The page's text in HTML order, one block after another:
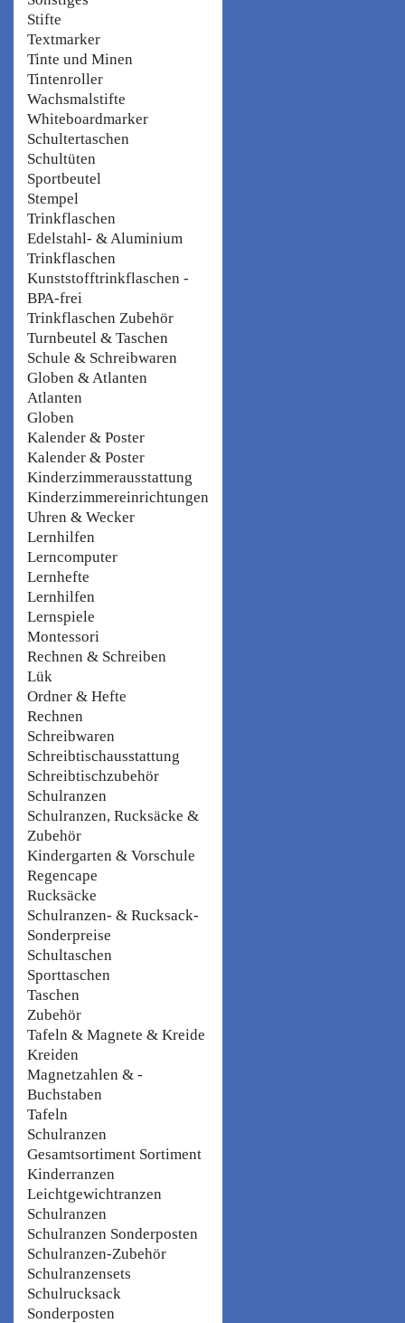
Stifte
Textmarker
Tinte und Minen
Tintenroller
Wachsmalstifte
Whiteboardmarker
Schultertaschen
Schultüten
Sportbeutel
Stempel
Trinkflaschen
Edelstahl- & Aluminium
Trinkflaschen
Kunststofftrinkflaschen -
BPA-frei
Trinkflaschen Zubehör
Turnbeutel & Taschen
Schule & Schreibwaren
Globen & Atlanten
Atlanten
Globen
Kalender & Poster
Kalender & Poster
Kinderzimmerausstattung
Kinderzimmereinrichtungen
Uhren & Wecker
Lernhilfen
Lerncomputer
Lernhefte
Lernhilfen
Lernspiele
Montessori
Rechnen & Schreiben
Lük
Ordner & Hefte
Rechnen
Schreibwaren
Schreibtischausstattung
Schreibtischzubehör
Schulranzen
Schulranzen, Rucksäcke &
Zubehör
Kindergarten & Vorschule
Regencape
Rucksäcke
Schulranzen- & Rucksack-
Sonderpreise
Schultaschen
Sporttaschen
Taschen
Zubehör
Tafeln & Magnete & Kreide
Kreiden
Magnetzahlen & -
Buchstaben
Tafeln
Schulranzen
Gesamtsortiment Sortiment
Kinderranzen
Leichtgewichtranzen
Schulranzen
Schulranzen Sonderposten
Schulranzen-Zubehör
Schulranzensets
Schulrucksack
Sonderposten